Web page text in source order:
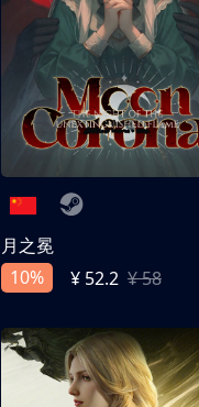
月之冕
10%
¥ 52.2 ¥ 58